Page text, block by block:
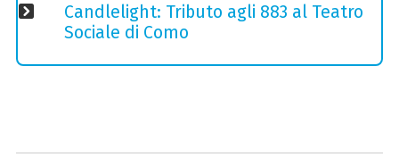
Candlelight: Tributo agli 883 al Teatro
Sociale di Como